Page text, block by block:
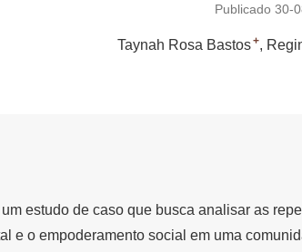
Publicado 30-
Taynah Rosa Bastos+
estudo de caso que busca analisar as
e o empoderamento social em uma